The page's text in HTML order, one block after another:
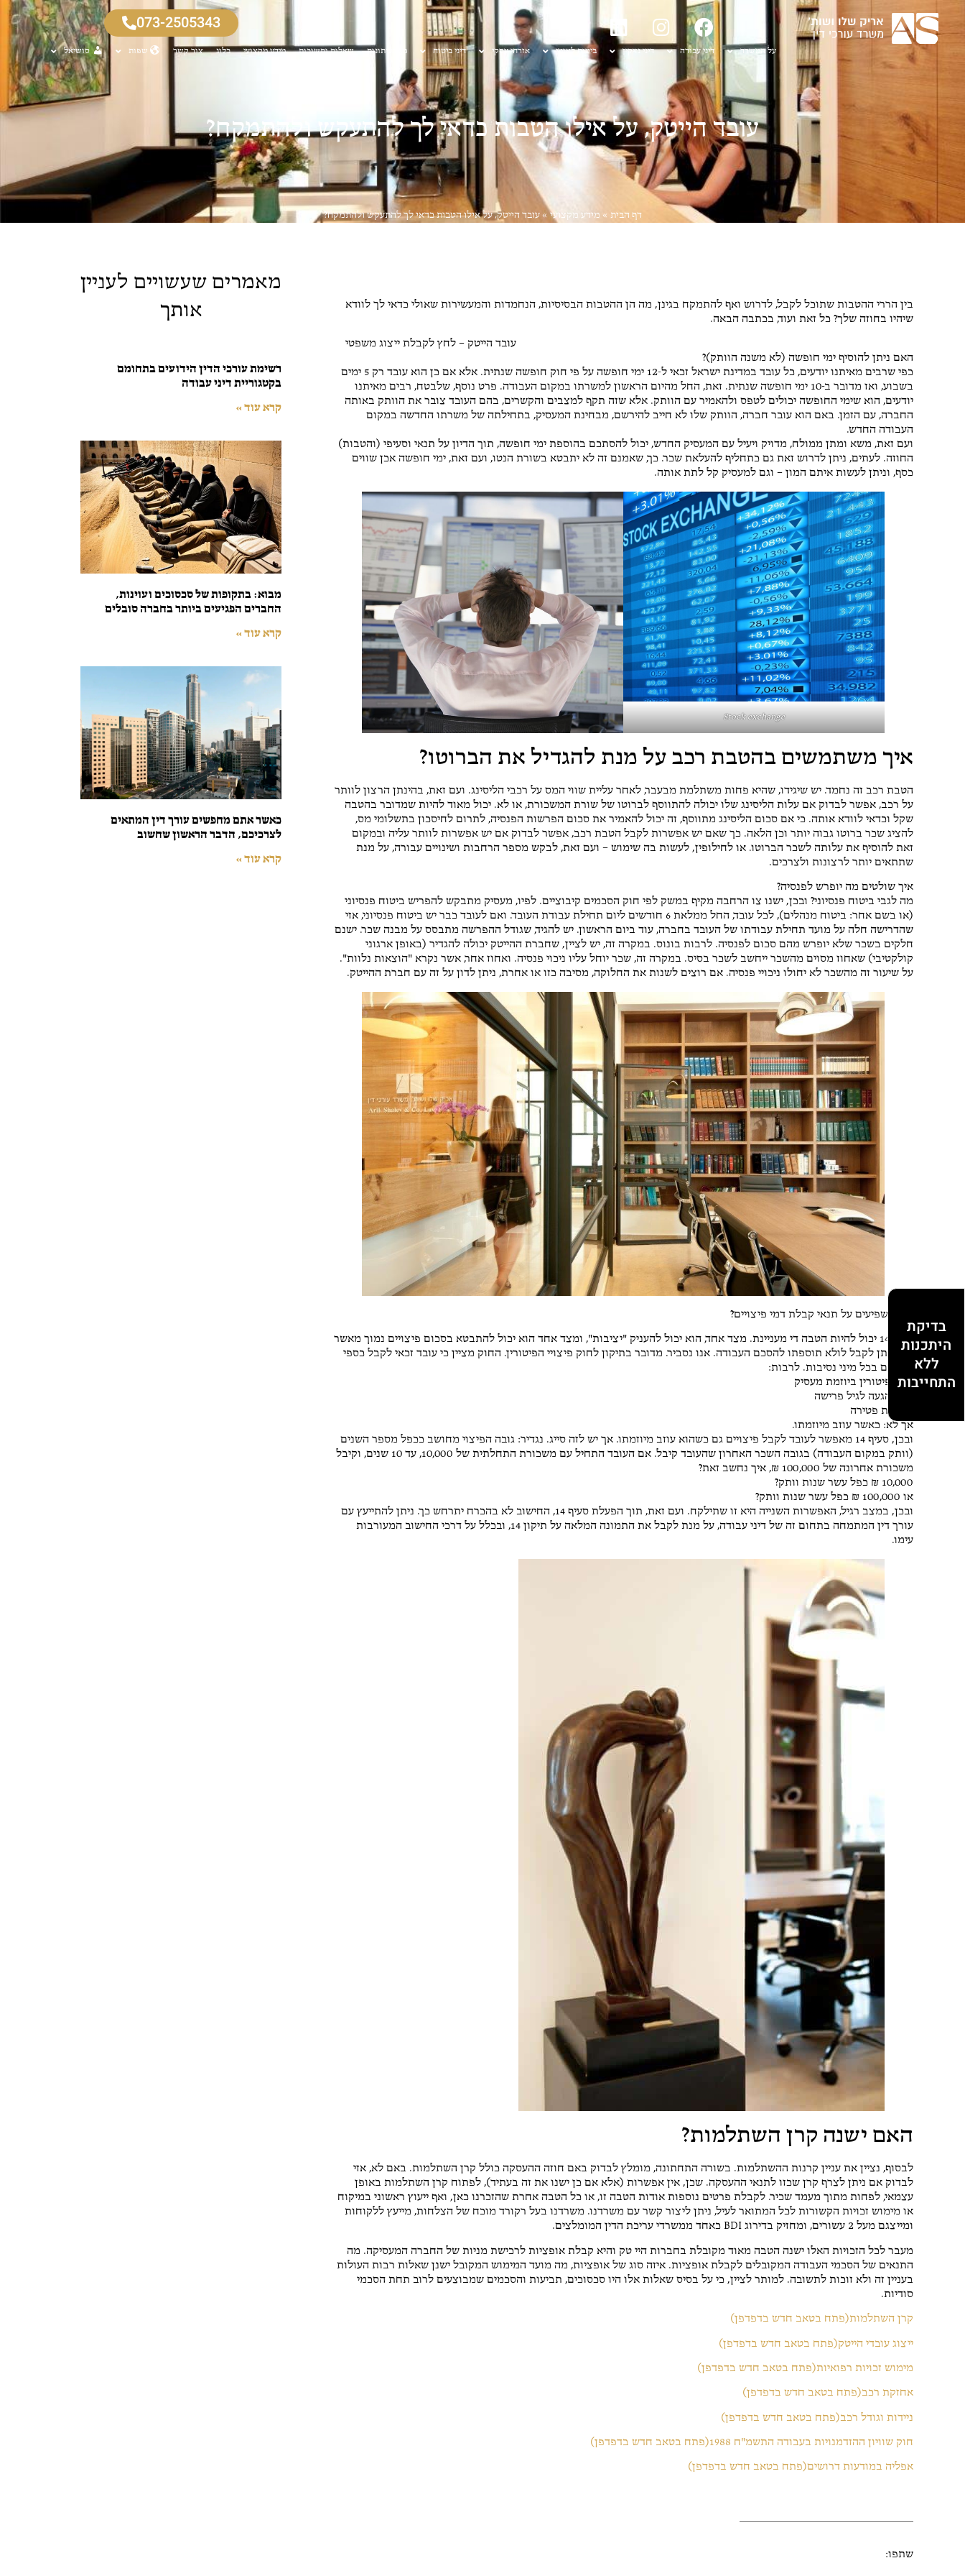
בדיקת
היתכנות
ללא
התחייבות
073-2505343
על המשרד דיני עבודה דיני נזיקין ביטוח לאומי אזרחי עסקי דיני ביטוח מן העיתונות שאלות ותשובות מידע מקצועי בלוג צור קשר שפות סושיאל
עובד הייטק, על אילו הטבות כדאי לך להתעקש ולהתמקח?
דף הבית » מידע מקצועי»עובד הייטק, על אילו הטבות כדאי לך להתעקש ולהתמקח?
בין הררי ההטבות שתוכל לקבל, לדרוש ואף להתמקח בגינן, מה הן ההטבות הבסיסיות, הנחמדות והמעשירות שאולי כדאי לך לוודא
שיהיו בחוזה שלך? כל זאת ועוד, בכתבה הבאה.
עובד הייטק – לחץ לקבלת ייצוג משפטי
האם ניתן להוסיף ימי חופשה (לא משנה הוותק)?
כפי שרבים מאיתנו יודעים, כל עובד במדינת ישראל זכאי ל-12 ימי חופשה על פי חוק חופשה שנתית. אלא אם כן הוא עובד רק 5 ימים
בשבוע, ואז מדובר ב-10 ימי חופשה שנתית. זאת, החל מהיום הראשון למשרתו במקום העבודה. פרט נוסף, שלבטח, רבים מאיתנו
יודעים, הוא שימי החופשה יכולים לטפס ולהאמיר עם הוותק. אלא שזה תקף למצבים והקשרים, בהם העובד צובר את הוותק באותה
החברה, עם הזמן. באם הוא עובר חברה, הוותק שלו לא חייב להירשם, מבחינת המעסיק, בתחילתה של משרתו החדשה במקום
העבודה החדש.
ועם זאת, משא ומתן ממולח, מדויק ויעיל עם המעסיק החדש, יכול להסתכם בהוספת ימי חופשה, תוך הדיון על תנאי וסעיפי (והטבות)
החוזה. לעתים, ניתן לדרוש זאת גם כתחליף להעלאת שכר. כך, שאמנם זה לא יתבטא בשורת הנטו, ועם זאת, ימי חופשה אכן שווים
כסף, וניתן לעשות איתם המון – וגם למעסיק קל לתת אותה.
Stock exchange
איך משתמשים בהטבת רכב על מנת להגדיל את הברוטו?
הטבת רכב זה נחמד. יש שיגידו, שהיא פחות משתלמת מבעבר, לאחר עליית שווי המס על רכבי הליסינג. ועם זאת, בהינתן הרצון לוותר
על רכב, אפשר לבדוק אם עלות הליסינג שלו יכולה להתווסף לברוטו של שורת המשכורת, או לא. יכול מאוד להיות שמדובר בהטבה
שקל וכדאי לוודא אותה. כי אם סכום הליסינג מתווסף, זה יכול להאמיר את סכום הפרשות הפנסיה, לתרום לחיסכון בתשלומי מס,
להציג שכר ברוטו גבוה יותר וכן הלאה. כך שאם יש אפשרות לקבל הטבת רכב, אפשר לבדוק אם יש אפשרות לוותר עליה ובמקום
זאת להוסיף את עלותה לשכר הברוטו. או לחילופין, לעשות בה שימוש – ועם זאת, לבקש מספר הרחבות ושינויים עבורה, על מנת
שתתאים יותר לרצונות ולצרכים.
איך שולטים מה יופרש לפנסיה?
מה לגבי ביטוח פנסיוני? ובכן, ישנו צו הרחבה מקיף במשק לפי חוק הסכמים קיבוציים. לפיו, מעסיק מתבקש להפריש ביטוח פנסיוני
(או בשם אחר: ביטוח מנהלים), לכל עובד, החל ממלאת 6 חודשים ליום תחילת עבודת העובד. ואם לעובד כבר יש ביטוח פנסיוני, אזי
שהדרישה חלה על מועד תחילת עבודתו של העובד בחברה, עוד ביום הראשון. יש להגיד, שגודל ההפרשה מתבסס על מבנה שכר. ישנם
חלקים בשכר שלא יופרש מהם סכום לפנסיה. לרבות בונוס. במקרה זה, יש לציין, שחברת ההייטק יכולה להגדיר (באופן ארגוני
קולקטיבי) שאחוז מסוים מהשכר ייחשב לשכר בסיס. במקרה זה, שכר יוחל עליו ניכוי פנסיה. ואחוז אחר, אשר נקרא "הוצאות נלוות".
על שיעור זה מהשכר לא יחולו ניכויי פנסיה. אם רוצים לשנות את החלוקה, מסיבה כזו או אחרת, ניתן לדון על זה עם חברת ההייטק.
איך משפיעים על תנאי קבלת דמי פיצויים?
סעיף 14 יכול להיות הטבה די מעניינת. מצד אחד, הוא יכול להעניק "יציבות", ומצד אחד הוא יכול להתבטא בסכום פיצויים נמוך מאשר
היה ניתן לקבל לולא תוספתו להסכם העבודה. אנו נסביר. מדובר בתיקון לחוק פיצויי הפיטורין. החוק מציין כי עובד זכאי לקבל כספי
פיצויים בכל מיני נסיבות. לרבות:
בעת פיטורין ביוזמת מעסיק
בעת הגעה לגיל פרישה
או בעת פטירה
אך לא: כאשר עוזב מיוזמתו.
ובכן, סעיף 14 מאפשר לעובד לקבל פיצויים גם כשהוא עוזב מיוזמתו. אך יש לזה סייג. נגדיר: גובה הפיצוי מחושב ככפל מספר השנים
(וותק במקום העבודה) בגובה השכר האחרון שהעובד קיבל. אם העובד התחיל עם משכורת התחלתית של 10,000, עד 10 שנים, וקיבל
משכורת אחרונה של 100,000 ₪, איך נחשב זאת?
10,000 ₪ כפל עשר שנות וותק?
או 100,000 ₪ כפל עשר שנות וותק?
ובכן, במצב רגיל, האפשרות השנייה היא זו שתילקח. ועם זאת, תוך הפעלת סעיף 14, החישוב לא בהכרח יתרחש כך. ניתן להתייעץ עם
עורך דין המתמחה בתחום זה של דיני עבודה, על מנת לקבל את התמונה המלאה על תיקון 14, ובכלל על דרכי החישוב המעורבות
עימו.
האם ישנה קרן השתלמות?
לבסוף, נציין את עניין קרנות ההשתלמות. בשורה התחתונה, מומלץ לבדוק באם חוזה ההעסקה כולל קרן השתלמות. באם לא, אזי
לבדוק אם ניתן לצרף קרן שכזו לתנאי ההעסקה. שכן, אין אפשרות (אלא אם כן ישנו את זה בעתיד), לפתוח קרן השתלמות באופן
עצמאי, לפחות מתוך מעמד שכיר. לקבלת פרטים נוספות אודות הטבה זו, או כל הטבה אחרת שהזכרנו כאן, ואף ייעוץ ראשוני במיקוח
או מימוש זכויות הקשורות לכל המתואר לעיל, ניתן ליצור קשר עם משרדנו. משרדנו בעל רקורד מוכח של הצלחות, מייעץ ללקוחות
ומייצגם מעל 2 עשורים, ומחזיק בדירוג BDI כאחד ממשרדי עריכת הדין המומלצים.
מעבר לכל הזכויות האלו ישנה הטבה מאוד מקובלת בחברות היי טק והיא קבלת אופציות לרכישת מניות של החברה המעסיקה. מה
התנאים של הסכמי העבודה המקובלים לקבלת אופציות. איזה סוג של אופציות, מה מועד המימוש המקובל ישנן שאלות רבות העולות
בעניין זה ולא זוכות לתשובה. למותר לציין, כי על בסיס שאלות אלו היו סכסוכים, תביעות והסכמים שמבוצעים לרוב תחת הסכמי
סודיות.
קרן השתלמות(פתח בטאב חדש בדפדפן)
ייצוג עובדי הייטק(פתח בטאב חדש בדפדפן)
מימוש זכויות רפואיות(פתח בטאב חדש בדפדפן)
אחזקת רכב(פתח בטאב חדש בדפדפן)
ניידות וגודל רכב(פתח בטאב חדש בדפדפן)
חוק שוויון ההזדמנויות בעבודה התשמ"ח 1988(פתח בטאב חדש בדפדפן)
אפליה במודעות דרושים(פתח בטאב חדש בדפדפן)
שתפו:
מאמרים שעשויים לעניין
אותך
רשימת עורכי הדין הידועים בתחומם
בקטגוריית דיני עבודה
קרא עוד »
מבוא: בתקופות של סכסוכים ועוינות,
החברים הפגיעים ביותר בחברה סובלים
קרא עוד »
כאשר אתם מחפשים עורך דין המתאים
לצרכיכם, הדבר הראשון שחשוב
קרא עוד »